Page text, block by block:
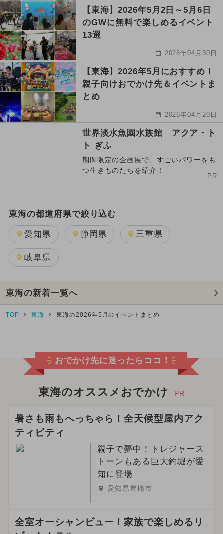
【東海】2026年5月2日～5月6日
のGWに無料で楽しめるイベント
13選
2026年04月30日
【東海】2026年5月におすすめ！
親子向けおでかけ先＆イベントま
とめ
2026年04月20日
世界淡水魚園水族館 アクア・ト
ト ぎふ
期間限定の企画展で、すごいパワーをも
つ生きものたちを紹介！
PR
東海の都道府県で絞り込む
愛知県 静岡県 三重県
岐阜県
東海の新着一覧へ
TOP 東海 東海の2026年5月のイベントまとめ
おでかけ先に迷ったらココ！
東海のオススメおでかけ PR
暑さも雨もへっちゃら！全天候型屋内アク
ティビティ
親子で夢中！トレジャース
トーンもある巨大釣堀が愛
知に登場
愛知県豊橋市
全室オーシャンビュー！家族で楽しめるリ